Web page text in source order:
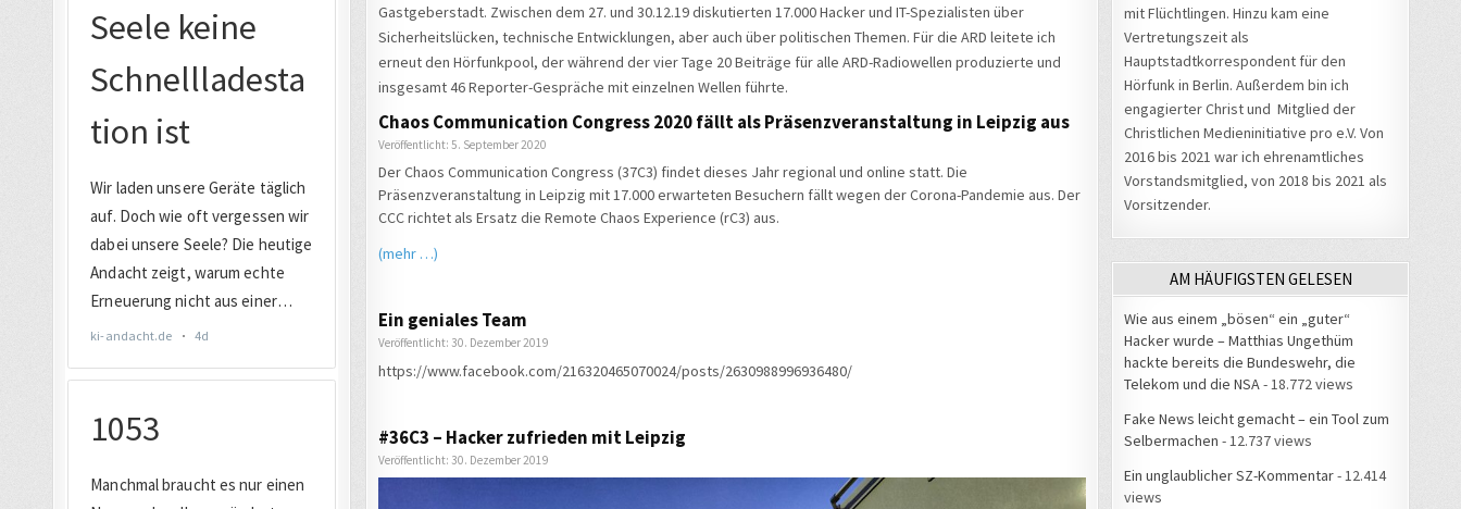
Gastgeberstadt. Zwischen dem 27. und 30.12.19 diskutierten 17.000 Hacker und IT-Spezialisten über
Sicherheitslücken, technische Entwicklungen, aber auch über politischen Themen. Für die ARD leitete ich
erneut den Hörfunkpool, der während der vier Tage 20 Beiträge für alle ARD-Radiowellen produzierte und
insgesamt 46 Reporter-Gespräche mit einzelnen Wellen führte.
Chaos Communication Congress 2020 fällt als Präsenzveranstaltung in Leipzig aus
Veröffentlicht: 5. September 2020
Der Chaos Communication Congress (37C3) findet dieses Jahr regional und online statt. Die
Präsenzveranstaltung in Leipzig mit 17.000 erwarteten Besuchern fällt wegen der Corona-Pandemie aus. Der
CCC richtet als Ersatz die Remote Chaos Experience (rC3) aus.
(mehr …)
Ein geniales Team
Veröffentlicht: 30. Dezember 2019
https://www.facebook.com/216320465070024/posts/2630988996936480/
#36C3 – Hacker zufrieden mit Leipzig
Veröffentlicht: 30. Dezember 2019
mit Flüchtlingen. Hinzu kam eine
Vertretungszeit als
Hauptstadtkorrespondent für den
Hörfunk in Berlin. Außerdem bin ich
engagierter Christ und Mitglied der
Christlichen Medieninitiative pro e.V. Von
2016 bis 2021 war ich ehrenamtliches
Vorstandsmitglied, von 2018 bis 2021 als
Vorsitzender.
AM HÄUFIGSTEN GELESEN
Wie aus einem „bösen“ ein „guter“
Hacker wurde – Matthias Ungethüm
hackte bereits die Bundeswehr, die
Telekom und die NSA- 18.772 views
Fake News leicht gemacht – ein Tool zum
Selbermachen - 12.737 views
Ein unglaublicher SZ-Kommentar- 12.414
views